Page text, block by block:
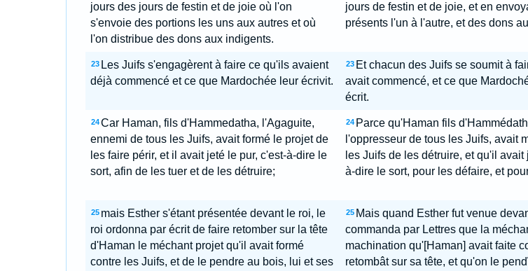
jours des jours de festin et de joie où l'on
s'envoie des portions les uns aux autres et où
l'on distribue des dons aux indigents.
jours de festin et de joie, et en
présents l'un à l'autre, et des dons
23 Les Juifs s'engagèrent à faire ce qu'ils avaient
déjà commencé et ce que Mardochée leur écrivit.
23 Et chacun des Juifs se soumit à
avait commencé, et ce que
écrit.
24 Car Haman, fils d'Hammedatha, l'Agaguite,
ennemi de tous les Juifs, avait formé le projet de
les faire périr, et il avait jeté le pur, c'est-à-dire le
sort, afin de les tuer et de les détruire;
24 Parce qu'Haman fils
l'oppresseur de tous les Juifs, avait
les Juifs de les détruire, et qu'il avait
à-dire le sort, pour les défaire, et
25 mais Esther s'étant présentée devant le roi, le
roi ordonna par écrit de faire retomber sur la tête
d'Haman le méchant projet qu'il avait formé
contre les Juifs, et de le pendre au bois, lui et ses
25 Mais quand Esther fut venue
commanda par Lettres que la
machination qu'[Haman] avait faite
retombât sur sa tête, et qu'on le